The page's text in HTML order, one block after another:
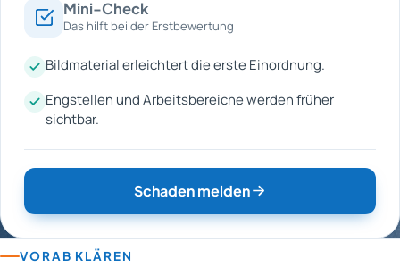
Mini-Check
Das hilft bei der Erstbewertung
Bildmaterial erleichtert die erste Einordnung.
Engstellen und Arbeitsbereiche werden früher
sichtbar.
Schaden melden
VORAB KLÄREN